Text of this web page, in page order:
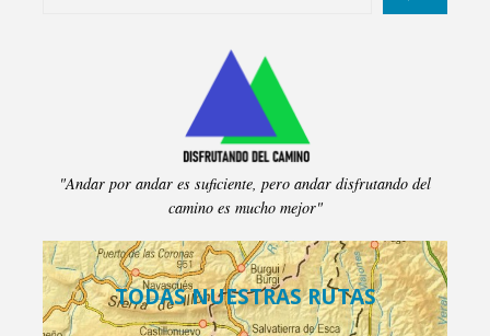
"Andar por andar es suficiente, pero andar disfrutando del
camino es mucho mejor"
TODAS NUESTRAS RUTAS